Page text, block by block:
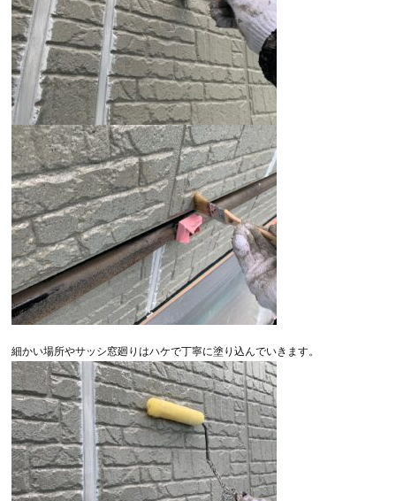
細かい場所やサッシ窓廻りはハケで丁寧に塗り込んでいきます。